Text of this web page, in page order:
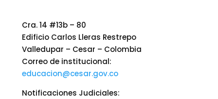
Cra. 14 #13b – 80
Edificio Carlos Lleras Restrepo
Valledupar – Cesar – Colombia
Correo de institucional:
educacion@cesar.gov.co
Notificaciones Judiciales: